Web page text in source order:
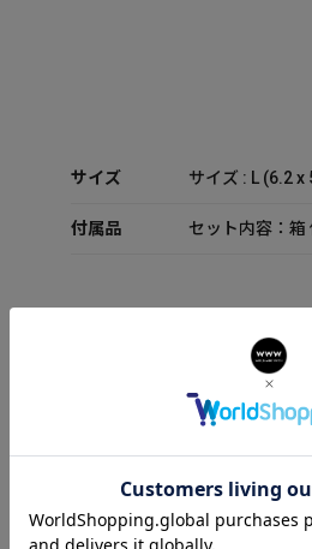
サイズ サイズ : L (6.2 x
付属品 セット内容：箱